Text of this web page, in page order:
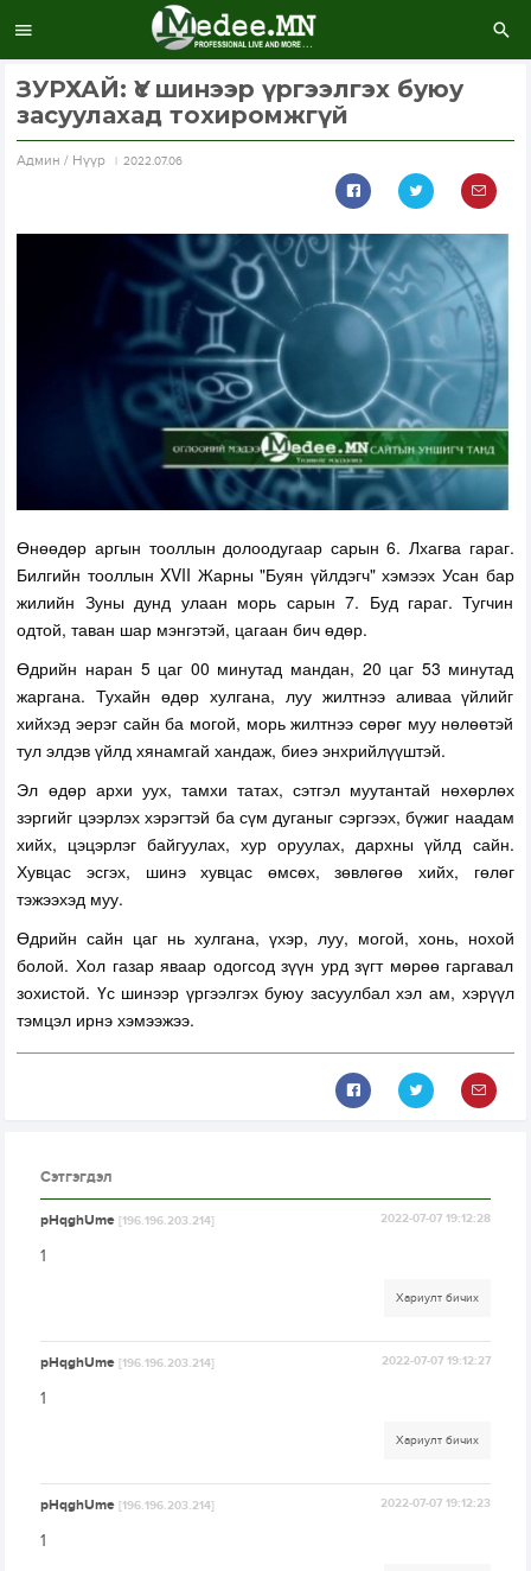
ЗУРХАЙ: Үс шинээр үргээлгэх буюу
засуулахад тохиромжгүй
Aдмин / Нүүр 2022.07.06
Өнөөдөр аргын тооллын долоодугаар сарын 6. Лхагва гараг.
Билгийн тооллын XVII Жарны "Буян үйлдэгч" хэмээх Усан бар
жилийн Зуны дунд улаан морь сарын 7. Буд гараг. Тугчин
одтой, таван шар мэнгэтэй, цагаан бич өдөр.
Өдрийн наран 5 цаг 00 минутад мандан, 20 цаг 53 минутад
жаргана. Тухайн өдөр хулгана, луу жилтнээ аливаа үйлийг
хийхэд эерэг сайн ба могой, морь жилтнээ сөрөг муу нөлөөтэй
тул элдэв үйлд хянамгай хандаж, биеэ энхрийлүүштэй.
Эл өдөр архи уух, тамхи татах, сэтгэл муутантай нөхөрлөх
зэргийг цээрлэх хэрэгтэй ба сүм дуганыг сэргээх, бүжиг наадам
хийх, цэцэрлэг байгуулах, хур оруулах, дархны үйлд сайн.
Хувцас эсгэх, шинэ хувцас өмсөх, зөвлөгөө хийх, гөлөг
тэжээхэд муу.
Өдрийн сайн цаг нь хулгана, үхэр, луу, могой, хонь, нохой
болой. Хол газар яваар одогсод зүүн урд зүгт мөрөө гаргавал
зохистой. Үс шинээр үргээлгэх буюу засуулбал хэл ам, хэрүүл
тэмцэл ирнэ хэмээжээ.
Сэтгэгдэл
pHqghUme[196.196.203.214] 2022-07-07 19:12:28
1
Хариулт бичих
pHqghUme[196.196.203.214] 2022-07-07 19:12:27
1
Хариулт бичих
pHqghUme[196.196.203.214] 2022-07-07 19:12:23
1